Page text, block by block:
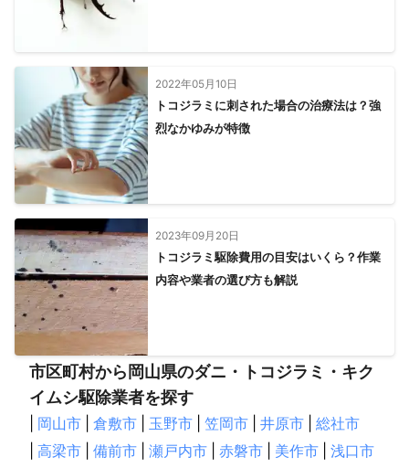
2022年05月10日
トコジラミに刺された場合の治療法は？強
烈なかゆみが特徴
2023年09月20日
トコジラミ駆除費用の目安はいくら？作業
内容や業者の選び方も解説
市区町村から岡山県のダニ・トコジラミ・キク
イムシ駆除業者を探す
岡山市 倉敷市 玉野市 笠岡市 井原市
総社市
高梁市 備前市 瀬戸内市 赤磐市 美作市
浅口市